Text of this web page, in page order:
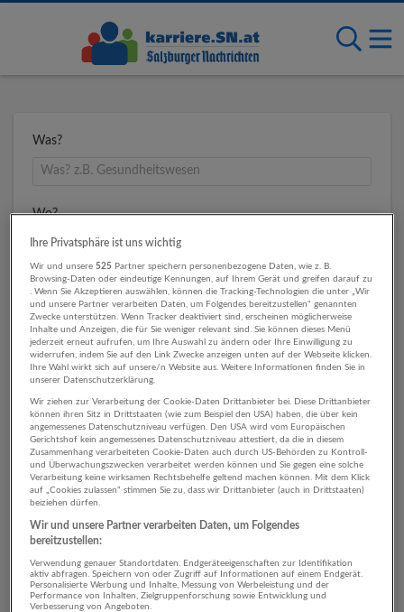
Was?
Wo?
Umkreis
1 Rechnungswesen,
Controlling Rechtsberatung
und Wirtschaftsprüfung
Ihre Privatsphäre ist uns wichtig
Wir und unsere 525 Partner speichern personenbezogene Daten, wie z. B.
Browsing-Daten oder eindeutige Kennungen, auf Ihrem Gerät und greifen darauf zu
. Wenn Sie Akzeptieren auswählen, können die Tracking-Technologien die unter „Wir
und unsere Partner verarbeiten Daten, um Folgendes bereitzustellen“ genannten
Zwecke unterstützen. Wenn Tracker deaktiviert sind, erscheinen möglicherweise
Inhalte und Anzeigen, die für Sie weniger relevant sind. Sie können dieses Menü
jederzeit erneut aufrufen, um Ihre Auswahl zu ändern oder Ihre Einwilligung zu
widerrufen, indem Sie auf den Link Zwecke anzeigen unten auf der Webseite klicken.
Ihre Wahl wirkt sich auf unsere/n Website aus. Weitere Informationen finden Sie in
unserer Datenschutzerklärung.
Wir ziehen zur Verarbeitung der Cookie-Daten Drittanbieter bei. Diese Drittanbieter
können ihren Sitz in Drittstaaten (wie zum Beispiel den USA) haben, die über kein
angemessenes Datenschutzniveau verfügen. Den USA wird vom Europäischen
Gerichtshof kein angemessenes Datenschutzniveau attestiert, da die in diesem
Zusammenhang verarbeiteten Cookie-Daten auch durch US-Behörden zu Kontroll-
und Überwachungszwecken verarbeitet werden können und Sie gegen eine solche
Verarbeitung keine wirksamen Rechtsbehelfe geltend machen können. Mit dem Klick
auf „Cookies zulassen“ stimmen Sie zu, dass wir Drittanbieter (auch in Drittstaaten)
beiziehen dürfen.
Wir und unsere Partner verarbeiten Daten, um Folgendes
bereitzustellen:
Verwendung genauer Standortdaten. Endgeräteeigenschaften zur Identifikation
aktiv abfragen. Speichern von oder Zugriff auf Informationen auf einem Endgerät.
Personalisierte Werbung und Inhalte, Messung von Werbeleistung und der
Performance von Inhalten, Zielgruppenforschung sowie Entwicklung und
Verbesserung von Angeboten.